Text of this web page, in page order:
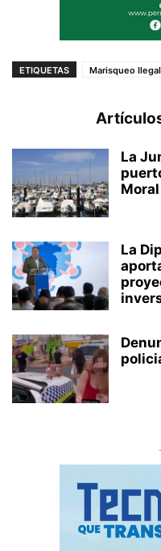
ETIQUETAS Marisqueo Ilegal
La
La